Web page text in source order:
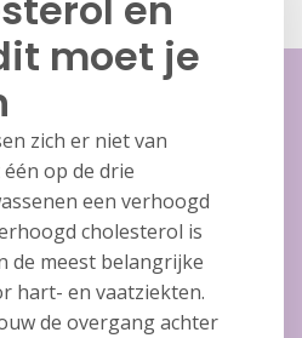
moet je
zich er niet van
op de drie
een verhoogd
cholesterol is
de meest belangrijke
hart- en vaatziekten.
de overgang achter